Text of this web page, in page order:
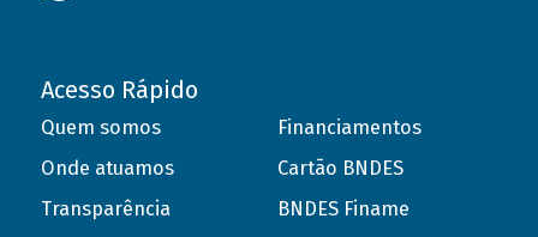
Acesso Rápido
Quem somos
Onde atuamos
Transparência
Financiamentos
Cartão BNDES
BNDES Finame